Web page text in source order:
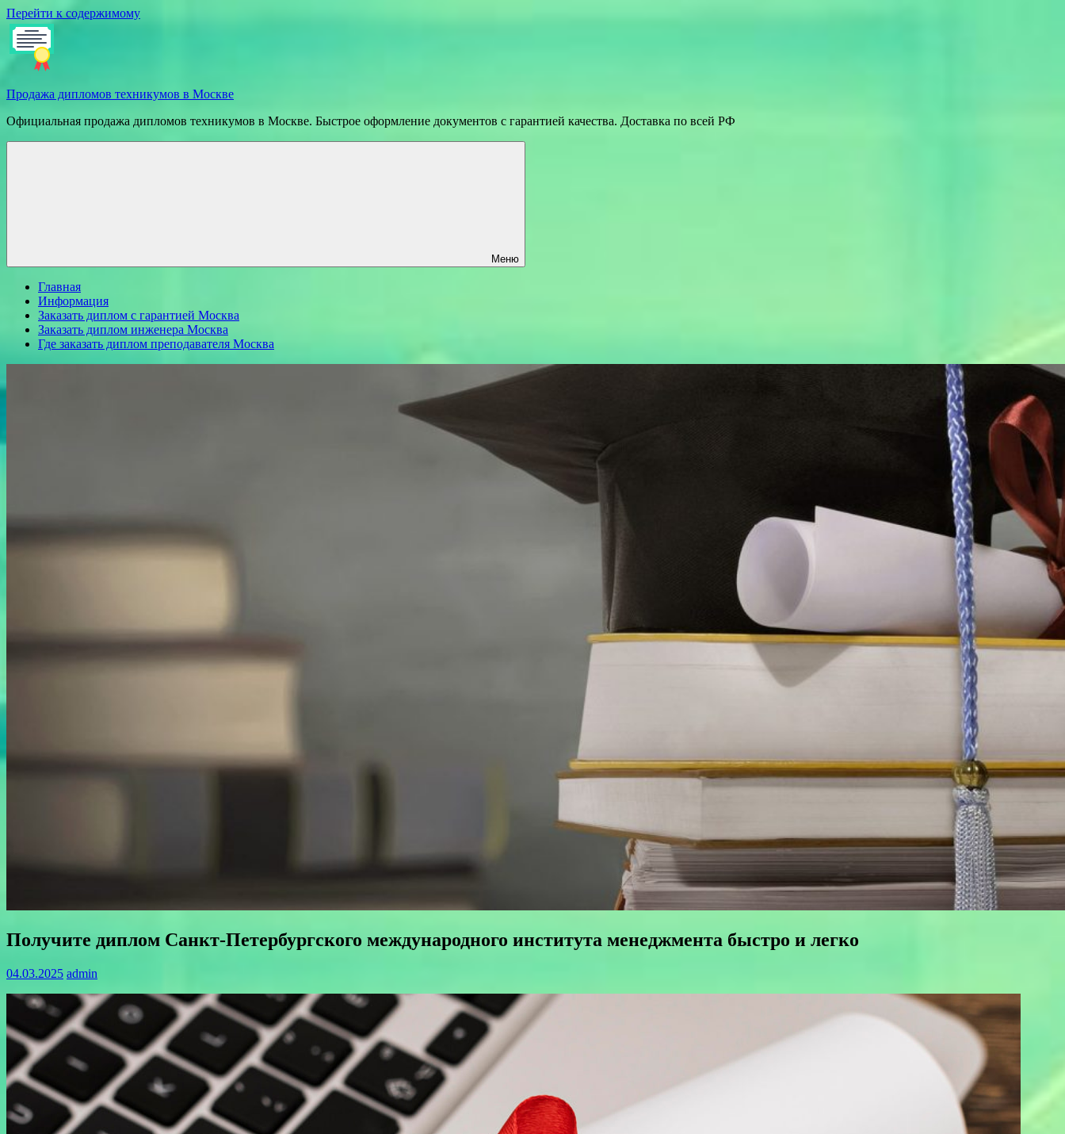
Перейти к содержимому
Продажа дипломов техникумов в Москве
Официальная продажа дипломов техникумов в Москве. Быстрое оформление документов с гарантией качества. Доставка по всей РФ
Меню
Главная
Информация
Заказать диплом с гарантией Москва
Заказать диплом инженера Москва
Где заказать диплом преподавателя Москва
Получите диплом Санкт-Петербургского международного института менеджмента быстро и легко
04.03.2025 admin